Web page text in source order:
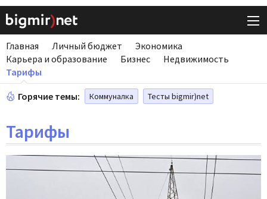
Главная Личный бюджет
Экономика
Карьера и образование
Бизнес
Недвижимость
Тарифы
Горячие темы: Коммуналка Тесты bigmir)net
Тарифы